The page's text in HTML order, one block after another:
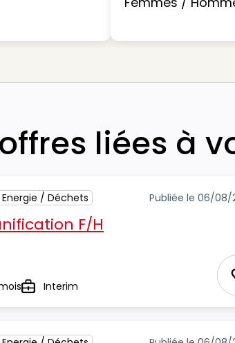
liées à
/ Déchets Publiée le 06/08/
F/H
TypeInterim